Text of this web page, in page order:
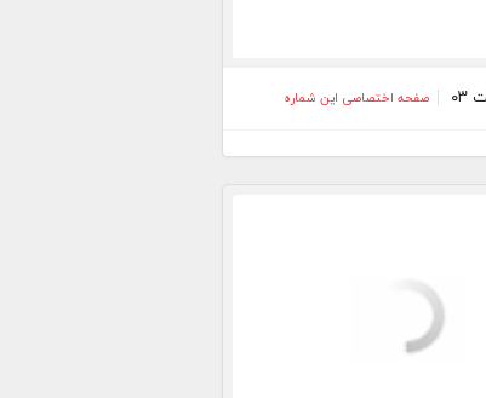
صفحه اختصاصی این شماره